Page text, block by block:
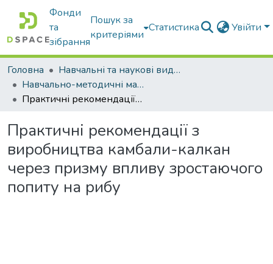
Фонди
та
зібрання
Пошук за
критеріями
Статистика Увійти
Головна
Навчальні та наукові видання
Навчально-методичні матеріали
Практичні рекомендації з виробництва камбали-калкан через призму впливу зростаючого попиту на рибу
Практичні рекомендації з
виробництва камбали-калкан
через призму впливу зростаючого
попиту на рибу